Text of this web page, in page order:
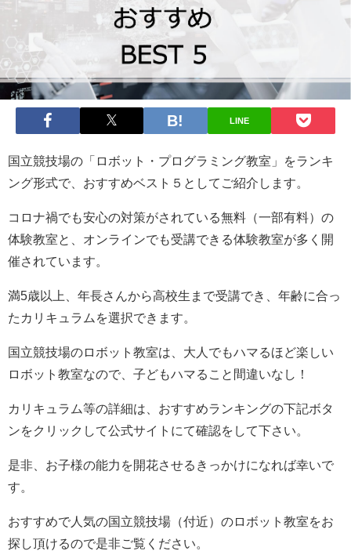
LINE
国立競技場の「ロボット・プログラミング教室」をランキ
ング形式で、おすすめベスト５としてご紹介します。
コロナ禍でも安心の対策がされている無料（一部有料）の
体験教室と、オンラインでも受講できる体験教室が多く開
催されています。
満5歳以上、年長さんから高校生まで受講でき、年齢に合っ
たカリキュラムを選択できます。
国立競技場のロボット教室は、大人でもハマるほど楽しい
ロボット教室なので、子どもハマること間違いなし！
カリキュラム等の詳細は、おすすめランキングの下記ボタ
ンをクリックして公式サイトにて確認をして下さい。
是非、お子様の能力を開花させるきっかけになれば幸いで
す。
おすすめで人気の国立競技場（付近）のロボット教室をお
探し頂けるので是非ご覧ください。